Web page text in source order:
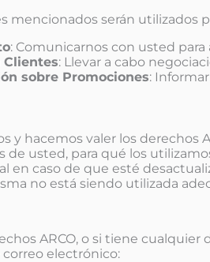
mencionados serán utilizados
: Comunicarnos con usted
Clientes: Llevar a cabo
sobre Promociones:
y hacemos valer los derechos
de usted, para qué los
en caso de que esté
no está siendo utilizada
ARCO, o si tiene
electrónico: